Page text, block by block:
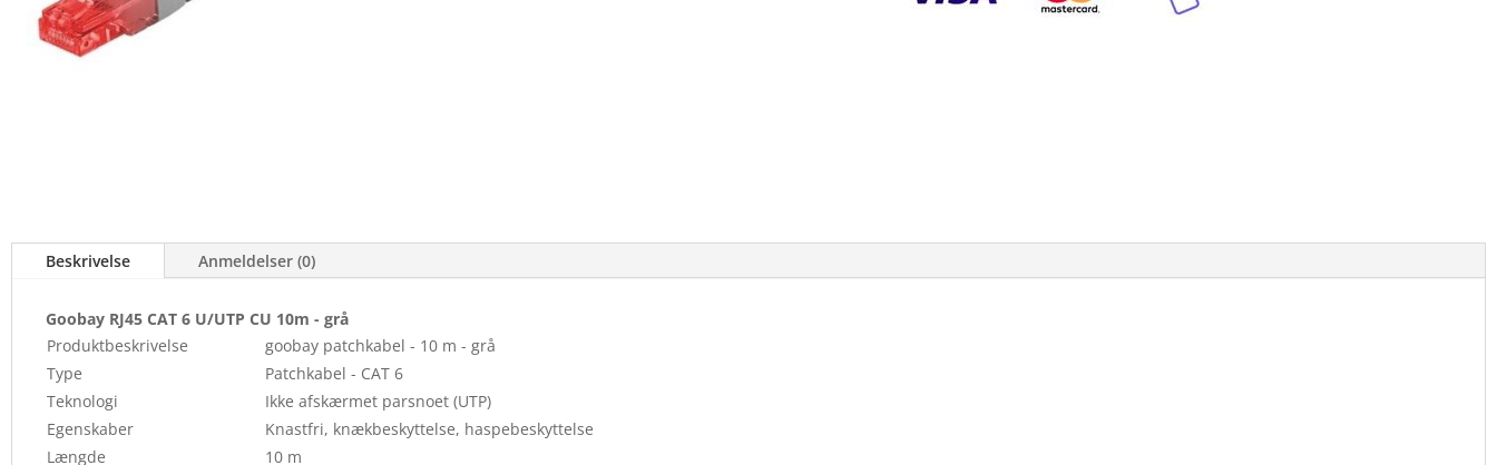
Beskrivelse Anmeldelser (0)
Goobay RJ45 CAT 6 U/UTP CU 10m - grå
Produktbeskrivelse
goobay patchkabel - 10 m - grå
Type
Patchkabel - CAT 6
Teknologi
Ikke afskærmet parsnoet (UTP)
Egenskaber
Knastfri, knækbeskyttelse, haspebeskyttelse
Længde
10 m